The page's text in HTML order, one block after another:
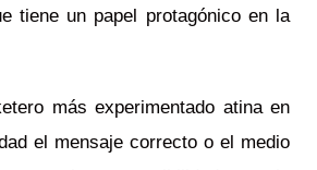
tiene un papel protagónico en la
más experimentado atina en
el mensaje correcto o el medio